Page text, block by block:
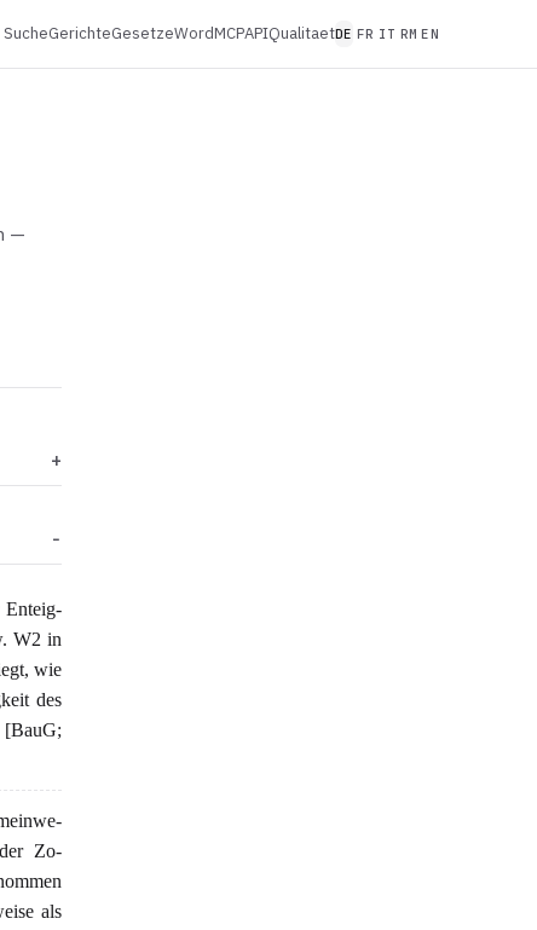
SucheGerichteGesetzeWordMCPAPIQualitaetDE FR IT RM EN
—
Enteig-
W2 in
wie
des
Zo-
als